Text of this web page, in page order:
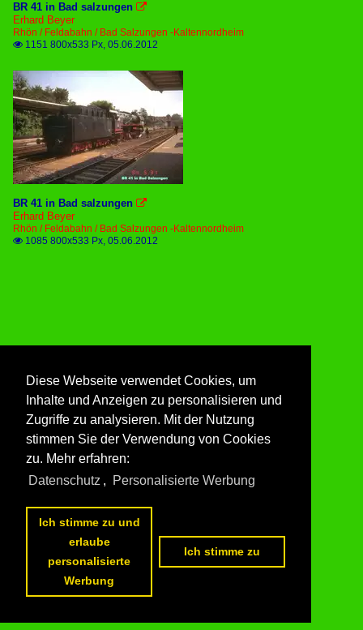
BR 41 in Bad salzungen 
Erhard Beyer
Rhön / Feldabahn / Bad Salzungen -Kaltennordheim
 1151 800x533 Px, 05.06.2012
BR 41 in Bad salzungen 
Erhard Beyer
Rhön / Feldabahn / Bad Salzungen -Kaltennordheim
 1085 800x533 Px, 05.06.2012
Diese Webseite verwendet Cookies, um
Inhalte und Anzeigen zu personalisieren und
Zugriffe zu analysieren. Mit der Nutzung
stimmen Sie der Verwendung von Cookies
zu. Mehr erfahren:
Datenschutz , Personalisierte Werbung
Ich stimme zu und
erlaube
personalisierte
Werbung
Ich stimme zu